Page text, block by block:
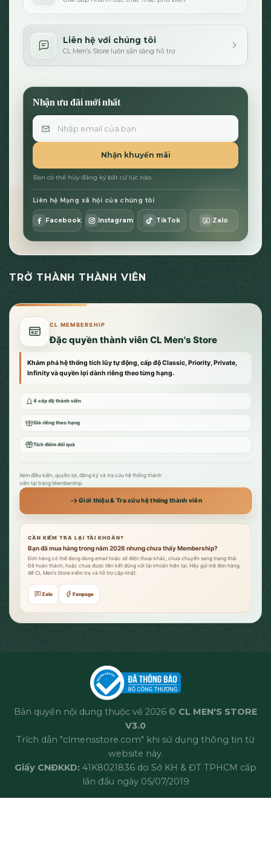
Liên hệ với chúng tôi
CL Men’s Store luôn sẵn sàng hỗ trợ
Nhận ưu đãi mới nhất
Email
Nhận khuyến mãi
Bạn có thể hủy đăng ký bất cứ lúc nào.
Liên hệ Mạng xã hội của chúng tôi
Facebook Instagram TikTok Zalo
TRỞ THÀNH THÀNH VIÊN
CL MEMBERSHIP
Đặc quyền thành viên CL Men's Store
Khám phá hệ thống tích lũy tự động, cấp độ Classic, Priority, Private,
Infinity và quyền lợi dành riêng theo từng hạng.
4 cấp độ thành viên
Giá riêng theo hạng
Tích điểm đổi quà
Xem điều kiện, quyền lợi, đăng ký và tra cứu hệ thống thành
viên tại trang Membership.
Giới thiệu & Tra cứu hệ thống thành viên
CẦN KIỂM TRA LẠI TÀI KHOẢN?
Bạn đã mua hàng trong năm 2026 nhưng chưa thấy Membership?
Đơn hàng có thể đang dùng email hoặc số điện thoại khác, chưa chuyển sang trạng thái
Đã hoàn thành, hoặc chưa được liên kết đúng với tài khoản hiện tại. Hãy gửi mã đơn hàng
để CL Men’s Store kiểm tra và hỗ trợ cập nhật.
Zalo Fanpage
Bản quyền nội dung thuộc về 2026 © CL MEN'S STORE
V3.0
Trích dẫn "clmensstore.com" khi sử dụng thông tin từ
website này.
Giấy CNĐKKD: 41K8021836 do Sở KH & ĐT TPHCM cấp
lần đầu ngày 05/07/2019